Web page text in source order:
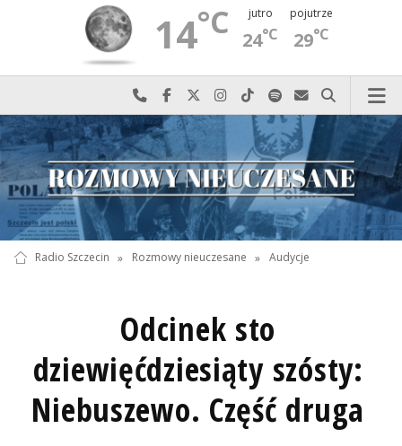
14°C jutro
24°C
pojutrze
29°C
Najlepiej po prostu do nas zadzwoń
Odwiedź nas na Facebook-u
Odwiedź nas na X
Odwiedź nas na Instagram-ie
Odwiedź nas na TikTok-u
Szukaj nas na Spotify
Wyślij do nas
Szukaj
Radio Szczecin » Rozmowy nieuczesane » Audycje
Odcinek sto
dziewięćdziesiąty szósty:
Niebuszewo. Część druga